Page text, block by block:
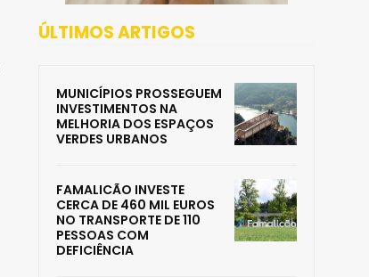
ÚLTIMOS ARTIGOS
MUNICÍPIOS PROSSEGUEM
INVESTIMENTOS NA
MELHORIA DOS ESPAÇOS
VERDES URBANOS
FAMALICÃO INVESTE
CERCA DE 460 MIL EUROS
NO TRANSPORTE DE 110
PESSOAS COM
DEFICIÊNCIA